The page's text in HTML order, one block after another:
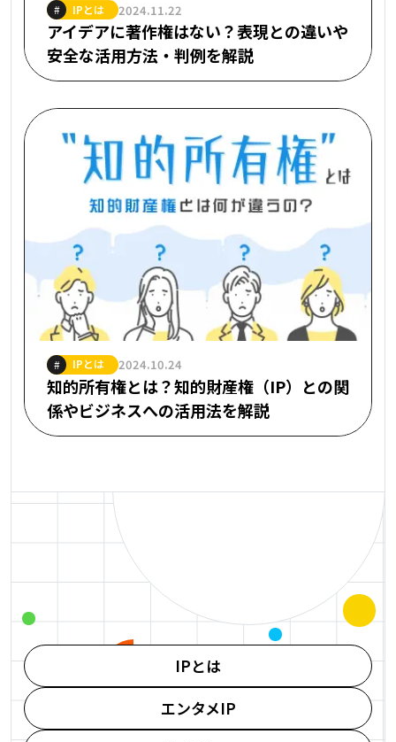
# IPとは 2024.11.22
アイデアに著作権はない？表現との違いや
安全な活用方法・判例を解説
# IPとは 2024.10.24
知的所有権とは？知的財産権（IP）との関
係やビジネスへの活用法を解説
IPとは
エンタメIP